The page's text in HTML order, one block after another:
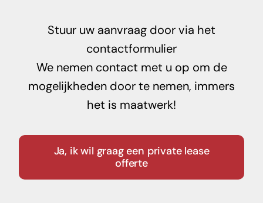
Stuur uw aanvraag door via het
contactformulier
We nemen contact met u op om de
mogelijkheden door te nemen, immers
het is maatwerk!
Ja, ik wil graag een private lease
offerte